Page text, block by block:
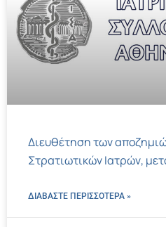
Διευθέτηση των
Στρατιωτικών Ιατρών,
ΔΙΑΒΑΣΤΕ ΠΕΡΙΣΣΌΤΕΡΑ »